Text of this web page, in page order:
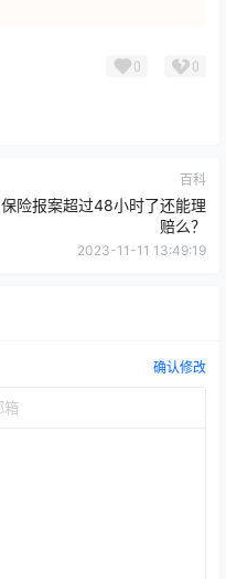
0 0
百科
保险报案超过48小时了还能理
赔么？
2023-11-11 13:49:19
确认修改